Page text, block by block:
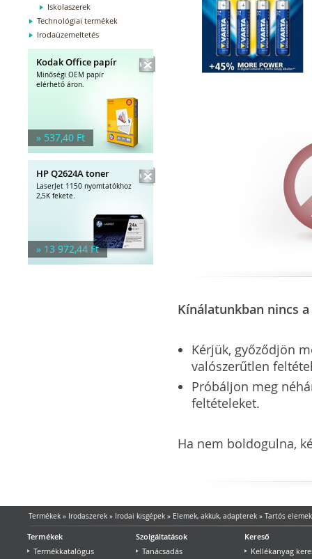
Iskolaszerek
Technológiai termékek
Irodaüzemeltetés
Kodak Office papír
Minőségi OEM papír
elérhető áron.
» 537,40 Ft
HP Q2624A toner
LaserJet 1150 nyomtatókhoz
2,5K fekete.
» 13 972,44 Ft
Kínálatunkban nincs
Kérjük, győződjön
valószerűtlen
Próbáljon meg
feltételeket.
Ha nem boldogulna,
Termékek» Irodaszerek» Irodai kisgépek» Elemek, akkuk, adapterek» Tartós elemek
Termékek
Termékkatalógus
Szolgáltatások
Tanácsadás
Kereső
Kellékanyag